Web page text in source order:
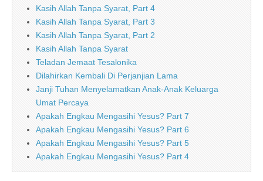
Kasih Allah Tanpa Syarat, Part 4
Kasih Allah Tanpa Syarat, Part 3
Kasih Allah Tanpa Syarat, Part 2
Kasih Allah Tanpa Syarat
Teladan Jemaat Tesalonika
Dilahirkan Kembali Di Perjanjian Lama
Janji Tuhan Menyelamatkan Anak-Anak Keluarga
Umat Percaya
Apakah Engkau Mengasihi Yesus? Part 7
Apakah Engkau Mengasihi Yesus? Part 6
Apakah Engkau Mengasihi Yesus? Part 5
Apakah Engkau Mengasihi Yesus? Part 4